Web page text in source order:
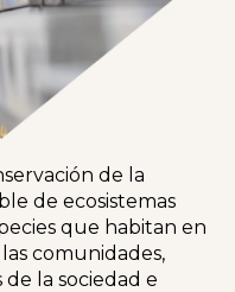
de la
de ecosistemas
que habitan en
comunidades,
la sociedad e